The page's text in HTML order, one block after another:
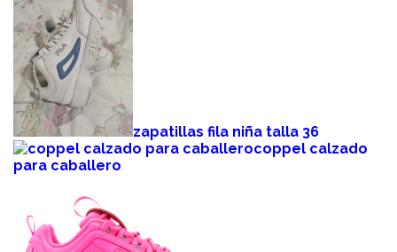
zapatillas fila niña talla 36
coppel calzado
para caballero